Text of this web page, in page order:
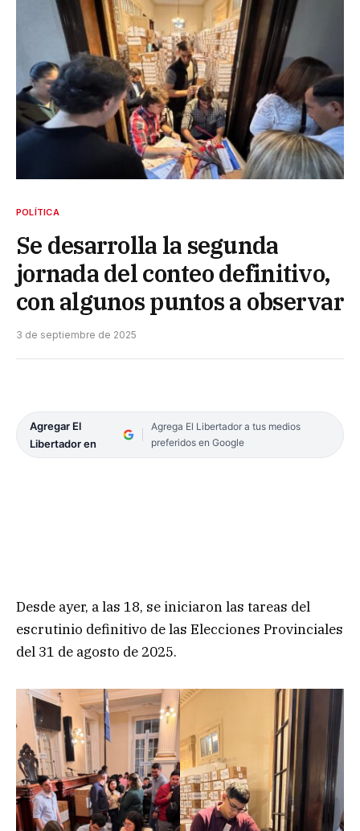
POLÍTICA
Se desarrolla la segunda
jornada del conteo definitivo,
con algunos puntos a observar
3 de septiembre de 2025
Agregar El
Libertador en
Agrega El Libertador a tus medios
preferidos en Google
Desde ayer, a las 18, se iniciaron las tareas del
escrutinio definitivo de las Elecciones Provinciales
del 31 de agosto de 2025.